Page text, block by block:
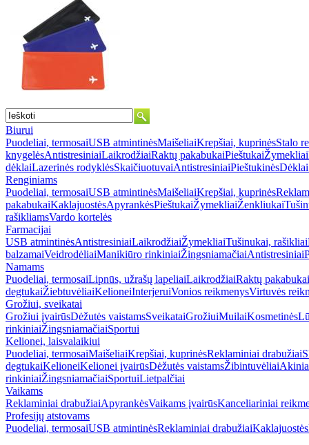
Biurui
Puodeliai, termosaiUSB atmintinėsMaišeliaiKrepšiai, kuprinėsStalo
knygelėsAntistresiniaiLaikrodžiaiRaktų pakabukaiPieštukaiŽymekliai
dėklaiLazerinės rodyklėsSkaičiuotuvaiAntistresiniaiPieštukinės
Renginiams
Puodeliai, termosaiUSB atmintinėsMaišeliaiKrepšiai, kuprinės
pakabukaiKaklajuostėsApyrankėsPieštukaiŽymekliaiŽenkliukai
rašikliamsVardo kortelės
Farmacijai
USB atmintinėsAntistresiniaiLaikrodžiaiŽymekliaiTušinukai, rašikliai
balzamaiVeidrodėliaiManikiūro rinkiniaiŽingsniamačiaiAntistresiniai
Namams
Puodeliai, termosaiLipnūs, užrašų lapeliaiLaikrodžiaiRaktų pakabukai
degtukaiŽiebtuvėliaiKelioneiInterjeruiVonios reikmenysVirtuvės
Grožiui, sveikatai
Grožiui įvairūsDėžutės vaistamsSveikataiGrožiuiMuilaiKosmetinės
rinkiniaiŽingsniamačiaiSportui
Kelionei, laisvalaikiui
Puodeliai, termosaiMaišeliaiKrepšiai, kuprinėsReklaminiai drabužiai
degtukaiKelioneiKelionei įvairūsDėžutės vaistamsŽibintuvėliai
rinkiniaiŽingsniamačiaiSportuiLietpalčiai
Vaikams
Reklaminiai drabužiaiApyrankėsVaikams įvairūsKanceliariniai
Profesijų atstovams
Puodeliai, termosaiUSB atmintinėsReklaminiai drabužiaiKaklajuostės